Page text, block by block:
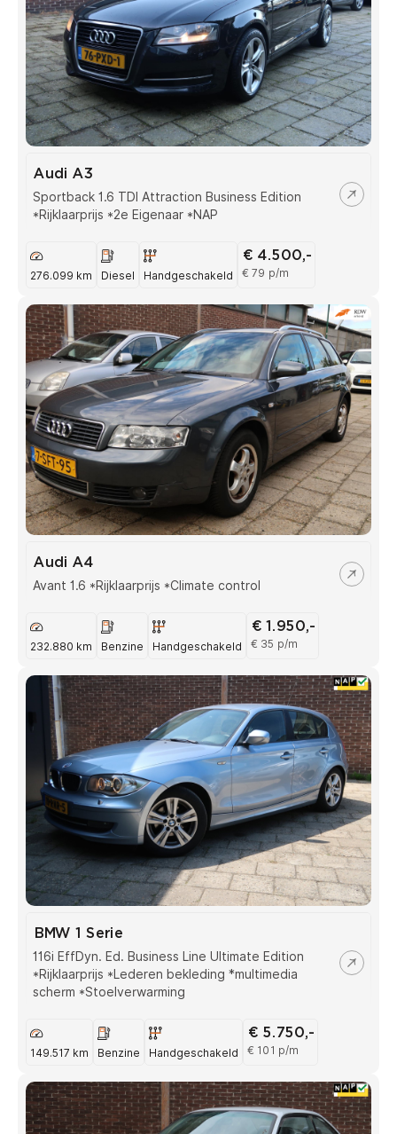
Audi A3
Sportback 1.6 TDI Attraction Business Edition
*Rijklaarprijs *2e Eigenaar *NAP
276.099 km Diesel Handgeschakeld
€ 4.500,-
€ 79 p/m
Audi A4
Avant 1.6 *Rijklaarprijs *Climate control
232.880 km Benzine Handgeschakeld
€ 1.950,-
€ 35 p/m
BMW 1 Serie
116i EffDyn. Ed. Business Line Ultimate Edition
*Rijklaarprijs *Lederen bekleding *multimedia
scherm *Stoelverwarming
149.517 km Benzine Handgeschakeld
€ 5.750,-
€ 101 p/m